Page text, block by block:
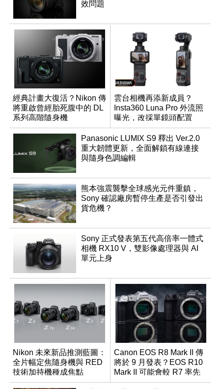
效問題
經典計畫大復活？Nikon 傳
將重啟曾經胎死腹中的 DL
系列高階隨身機
雲台相機再添新成員？
Insta360 Luna Pro 外流照
曝光，改採單鏡頭配置
Panasonic LUMIX S9 釋出 Ver.2.0
重大韌體更新，全面解鎖有線連接
與隨身色調編輯
熊本強震襲擊全球感光元件重鎮，
Sony 確認廠房暫停生產是否引發出
貨危機？
Sony 正式發表第五代高倍率一體式
相機 RX10 V，雙影像處理器與 AI
單元上身
Nikon 未來新品推測藍圖：
全片幅定焦隨身機與 RED
技術加持機種成焦點
Canon EOS R8 Mark II 傳
將於 9 月發表？EOS R10
Mark II 可能會較 R7 率先
推出